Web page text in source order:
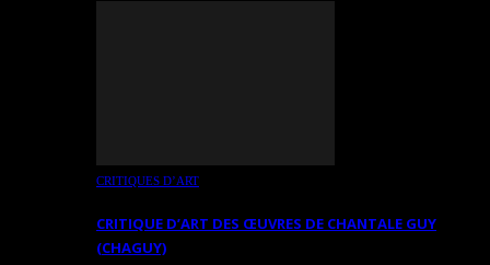
CRITIQUES D’ART
CRITIQUE D’ART DES ŒUVRES DE CHANTALE GUY
(CHAGUY)